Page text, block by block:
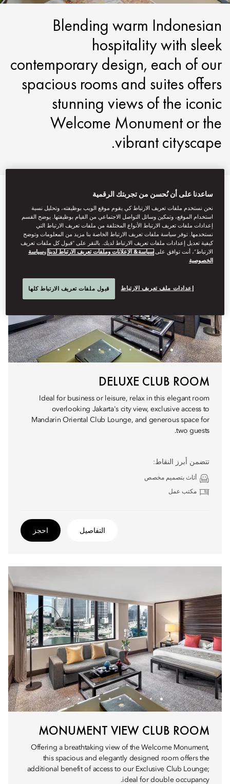
Blending warm Indonesian
hospitality with sleek
contemporary design, each of our
spacious rooms and suites offers
stunning views of the iconic
Welcome Monument or the
vibrant cityscape.
عرض الكل الغرف الأجنحة النادي
DELUXE CLUB ROOM
Ideal for business or leisure, relax in this elegant room
overlooking Jakarta's city view, exclusive access to
Mandarin Oriental Club Lounge, and generous space for
two guests.
تتضمن أبرز النقاط:
أثاث بتصميم مخصص
مكتب عمل
التفاصيل احجز
MONUMENT VIEW CLUB ROOM
Offering a breathtaking view of the Welcome Monument,
this spacious and elegantly designed room offers the
additional benefit of access to our Exclusive Club Lounge;
ideal for double occupancy.
ساعدنا على أن نُحسن من تجربتك الرقمية
نحن نستخدم ملفات تعريف الارتباط كي يقوم موقع الويب بوظيفته، وتحليل نسبة
استخدام الموقع، وتمكين وسائل التواصل الاجتماعي من القيام بوظيفتها. يوضح القسم
إعدادات ملفات تعريف الارتباط الأنواع المختلفة من ملفات تعريف الارتباط التي
نستخدمها. توفر سياسة ملفات تعريف الارتباط الخاصة بنا مزيد من المعلومات وتوضح
كيفية تعديل إعدادات ملفات تعريف الارتباط لديك. بالنقر على “قبول كل ملفات تعريف
الارتباط”، أنت توافق علىسياسة& الإعلانات وملفات تعريف الارتباط لدينا وسياسة
الخصوصية
إعدادات ملف تعريف الارتباط قبول ملفات تعريف الارتباط كلها